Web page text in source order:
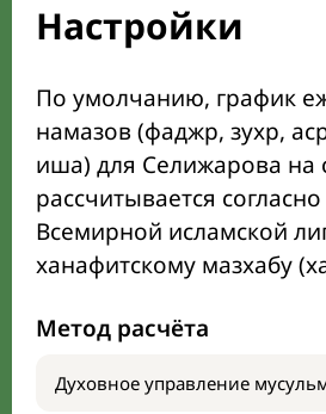
Настройки
По умолчанию, график
намазов (фаджр, зухр,
иша) для Селижарова на
рассчитывается
Всемирной исламской
ханафитскому мазхабу
Метод расчёта